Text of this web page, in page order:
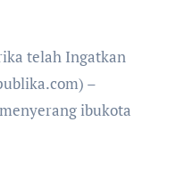
–
ibukota